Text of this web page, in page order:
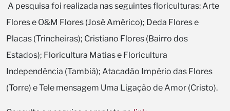
A pesquisa foi realizada nas seguintes floriculturas: Arte
Flores e O&M Flores (José Américo); Deda Flores e
Placas (Trincheiras); Cristiano Flores (Bairro dos
Estados); Floricultura Matias e Floricultura
Independência (Tambiá); Atacadão Império das Flores
(Torre) e Tele mensagem Uma Ligação de Amor (Cristo).